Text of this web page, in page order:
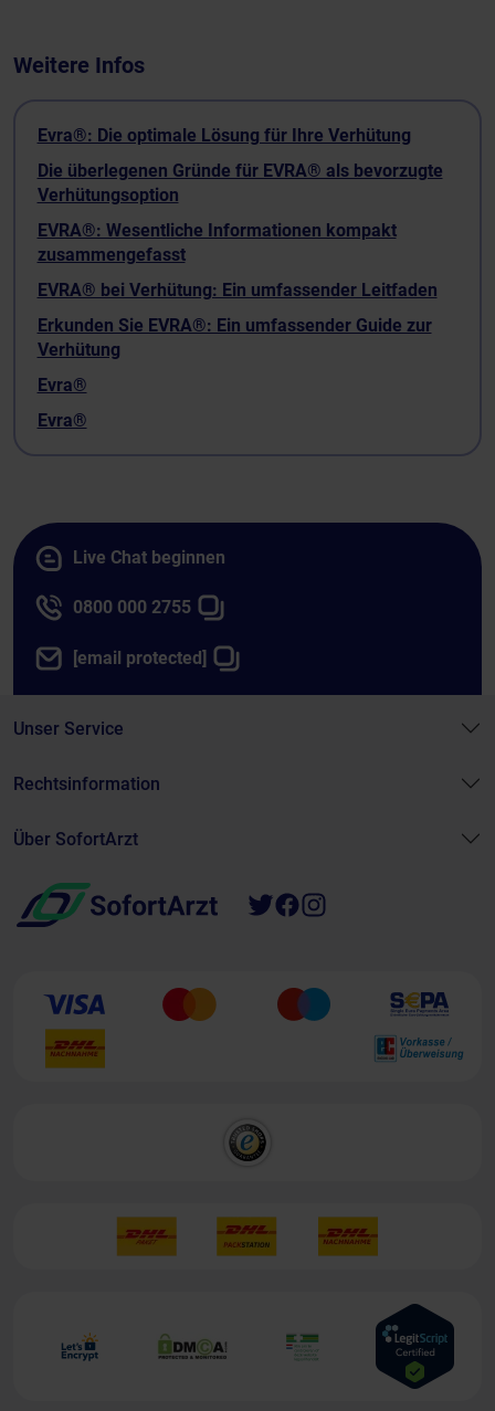
Weitere Infos
Evra®: Die optimale Lösung für Ihre Verhütung
Die überlegenen Gründe für EVRA® als bevorzugte
Verhütungsoption
EVRA®: Wesentliche Informationen kompakt
zusammengefasst
EVRA® bei Verhütung: Ein umfassender Leitfaden
Erkunden Sie EVRA®: Ein umfassender Guide zur
Verhütung
Evra®
Evra®
Live Chat beginnen
0800 000 2755
[email protected]
Unser Service
Rechtsinformation
Über SofortArzt